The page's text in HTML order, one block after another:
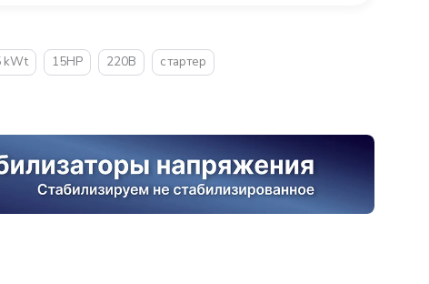
kWt 15HP 220В
стартер